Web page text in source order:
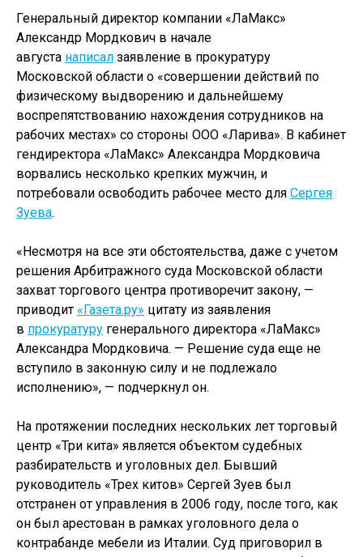
Генеральный директор компании «ЛаМакс»
Александр Мордкович в начале
августа написал заявление в прокуратуру
Московской области о «совершении действий по
физическому выдворению и дальнейшему
воспрепятствованию нахождения сотрудников на
рабочих местах» со стороны ООО «Ларива». В кабинет
гендиректора «ЛаМакс» Александра Мордковича
ворвались несколько крепких мужчин, и
потребовали освободить рабочее место для Сергея
Зуева.
«Несмотря на все эти обстоятельства, даже с учетом
решения Арбитражного суда Московской области
захват торгового центра противоречит закону, —
приводит «Газета.ру» цитату из заявления
в прокуратуру генерального директора «ЛаМакс»
Александра Мордковича. — Решение суда еще не
вступило в законную силу и не подлежало
исполнению», — подчеркнул он.
На протяжении последних нескольких лет торговый
центр «Три кита» является объектом судебных
разбирательств и уголовных дел. Бывший
руководитель «Трех китов» Сергей Зуев был
отстранен от управления в 2006 году, после того, как
он был арестован в рамках уголовного дела о
контрабанде мебели из Италии. Суд приговорил в